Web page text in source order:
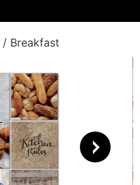
/ Breakfast